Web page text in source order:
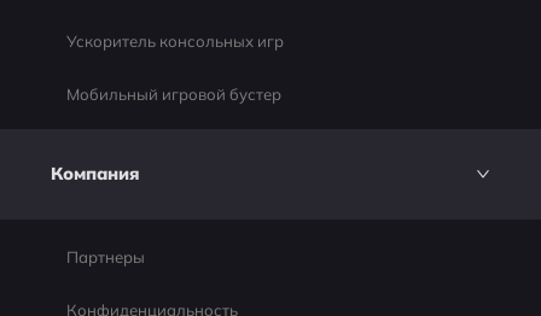
Ускоритель консольных игр
Мобильный игровой бустер
Компания
Партнеры
Конфиденциальность